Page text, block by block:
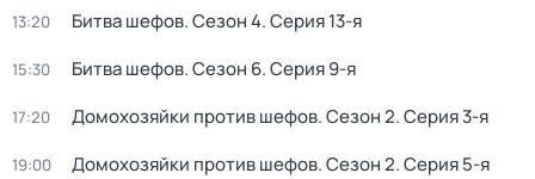
13:20 Битва шефов. Сезон 4. Серия 13-я
15:30 Битва шефов. Сезон 6. Серия 9-я
17:20 Домохозяйки против шефов. Сезон 2. Серия 3-я
19:00 Домохозяйки против шефов. Сезон 2. Серия 5-я